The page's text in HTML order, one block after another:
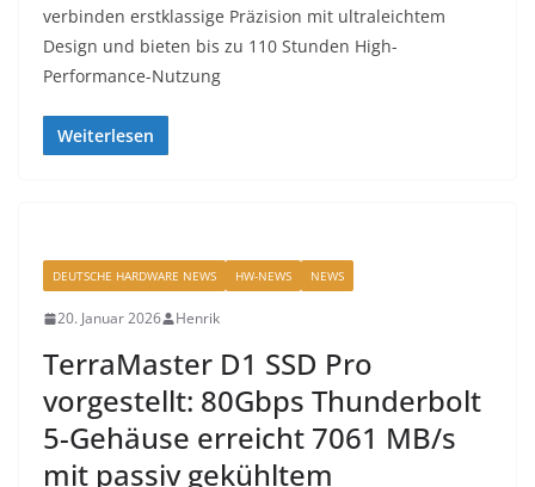
verbinden erstklassige Präzision mit ultraleichtem
Design und bieten bis zu 110 Stunden High-
Performance-Nutzung
Weiterlesen
DEUTSCHE HARDWARE NEWS HW-NEWS NEWS
20. Januar 2026 Henrik
TerraMaster D1 SSD Pro
vorgestellt: 80Gbps Thunderbolt
5-Gehäuse erreicht 7061 MB/s
mit passiv gekühltem